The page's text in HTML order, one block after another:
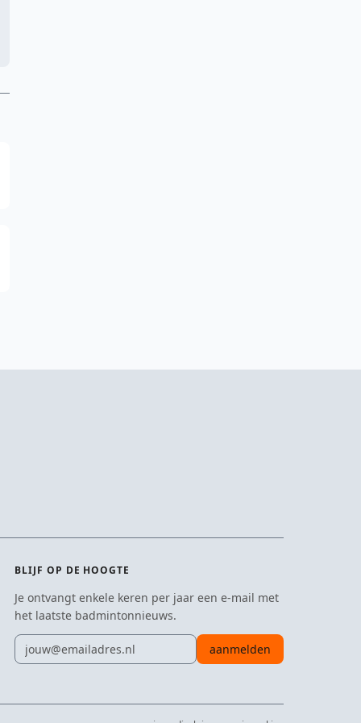
BLIJF OP DE HOOGTE
Je ontvangt enkele keren per jaar een e-mail met
het laatste badmintonnieuws.
E-mailadres
aanmelden